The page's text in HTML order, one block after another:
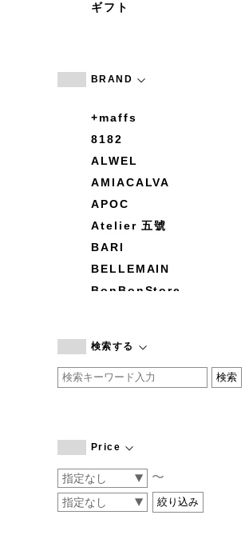
ギフト
BRAND
+maffs
8182
ALWEL
AMIACALVA
APOC
Atelier 五號
BARI
BELLEMAIN
BonBonStore
by basics
CATWORTH
COGTHEBIGSMOKE
CONVERSE
DEAN & DELUCA
検索する
Price
〜